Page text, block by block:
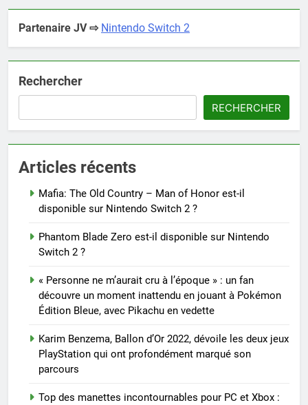
Partenaire JV ⇨ Nintendo Switch 2
Rechercher
RECHERCHER
Articles récents
Mafia: The Old Country – Man of Honor est-il
disponible sur Nintendo Switch 2 ?
Phantom Blade Zero est-il disponible sur Nintendo
Switch 2 ?
« Personne ne m’aurait cru à l’époque » : un fan
découvre un moment inattendu en jouant à Pokémon
Édition Bleue, avec Pikachu en vedette
Karim Benzema, Ballon d’Or 2022, dévoile les deux jeux
PlayStation qui ont profondément marqué son
parcours
Top des manettes incontournables pour PC et Xbox :